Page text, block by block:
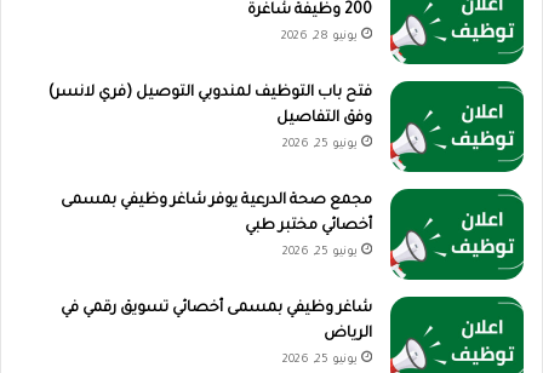
200 وظيفة شاغرة
يونيو 28, 2026
فتح باب التوظيف لمندوبي التوصيل (فري لانسر)
وفق التفاصيل
يونيو 25, 2026
مجمع صحة الدرعية يوفر شاغر وظيفي بمسمى
أخصائي مختبر طبي
يونيو 25, 2026
شاغر وظيفي بمسمى أخصائي تسويق رقمي في
الرياض
يونيو 25, 2026